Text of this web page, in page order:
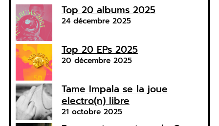
Top 20 albums 2025
24 décembre 2025
Top 20 EPs 2025
20 décembre 2025
Tame Impala se la joue
electro(n) libre
21 octobre 2025